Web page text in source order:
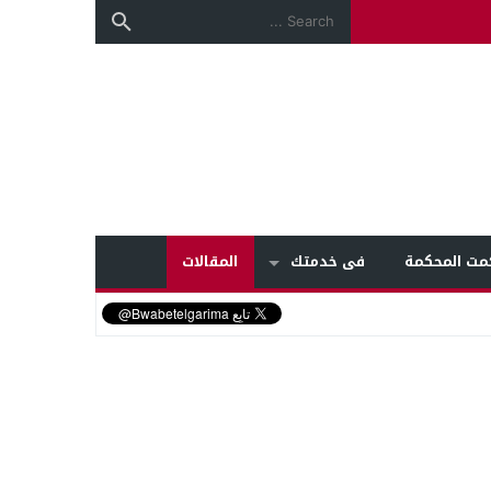
المحكمة فى خدمتك المقالات